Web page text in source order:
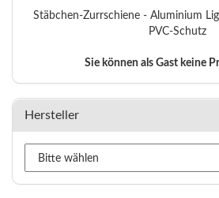
Stäbchen-Zurrschiene - Aluminium
PVC-Schutz
Sie können als Gast keine
Hersteller